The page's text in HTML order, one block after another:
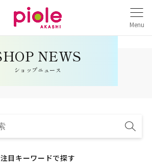
Menu
ショップニュース
注目キーワードで探す